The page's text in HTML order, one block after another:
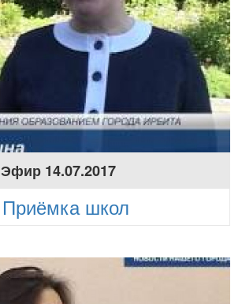
Эфир 14.07.2017
Приёмка школ